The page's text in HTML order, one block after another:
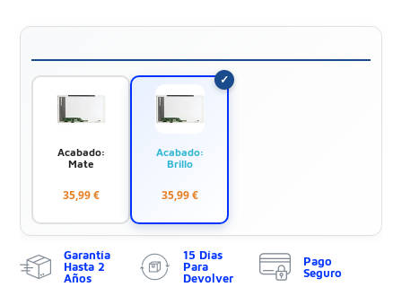
Acabado:
Mate
35,99 €
Acabado:
Brillo
35,99 €
Garantía
Hasta 2
Años
15 Días
Para
Devolver
Pago
Seguro